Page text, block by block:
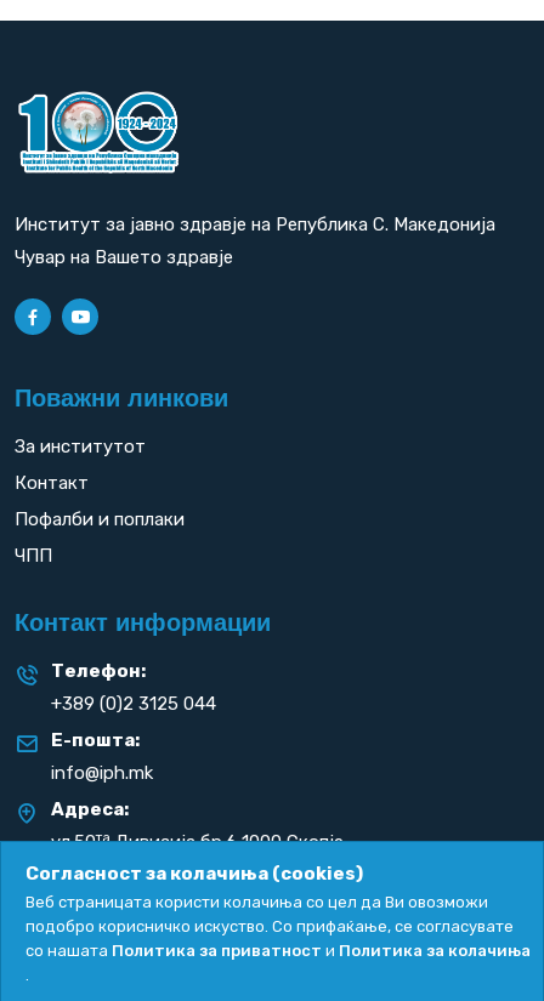
Институт за јавно здравје на Република С. Македонија
Чувар на Вашето здравје
Поважни линкови
За институтот
Контакт
Пофалби и поплаки
ЧПП
Контакт информации
Телефон:
+389 (0)2 3125 044
Е-пошта:
info@iph.mk
Адреса:
ул.50таДивизија бр.6 1000 Скопје
Република С. Македонија
Согласност за колачиња (cookies)
Веб страницата користи колачиња со цел да Ви овозможи
подобро корисничко искуство. Со прифаќање, се согласувате
со нашата Политика за приватност и Политика за колачиња
.